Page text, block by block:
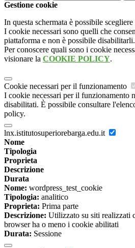
Gestione cookie
In questa schermata è possibile
I cookie necessari sono quelli che
piattaforma e non è possibile disabilitarli.
Per conoscere quali sono i cookie
visionare la COOKIE POLICY.
Cookie necessari per il funzionamento
I cookie necessari per il funzionamento
disabilitati. È possibile consultare
policy.
lnx.istitutosuperiorebarga.edu.it
Nome
Tipologia
Proprieta
Descrizione
Durata
Nome: wordpress_test_cookie
Tipologia: analitico
Proprieta: Prima parte
Descrizione: Utilizzato su siti realizzati
browser ha o meno i cookie abilitati
Durata: Sessione